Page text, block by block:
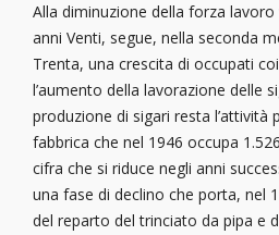
Alla diminuzione della forza
anni Venti, segue, nella seconda
Trenta, una crescita di occupati
l’aumento della lavorazione delle
produzione di sigari resta l’attività
fabbrica che nel 1946 occupa
cifra che si riduce negli anni
una fase di declino che porta, nel
del reparto del trinciato da pipa e